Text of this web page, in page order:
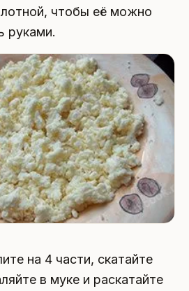
чтобы её можно
руками.
на 4 части, скатайте
в муке и раскатайте